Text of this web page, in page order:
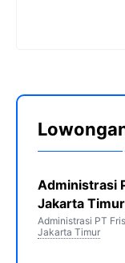
Administrasi
Jakarta Timur
Administrasi PT
Jakarta Timur